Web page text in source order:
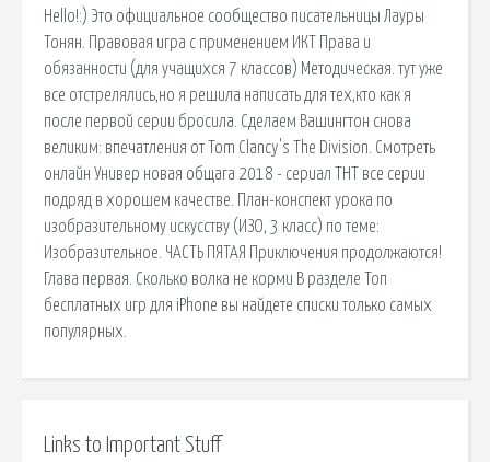
Hello!:) Это официальное сообщество писательницы Лауры
Тонян. Правовая игра с применением ИКТ Права и
обязанности (для учащихся 7 классов) Методическая. тут уже
все отстрелялись,но я решила написать для тех,кто как я
после первой серии бросила. Сделаем Вашингтон снова
великим: впечатления от Tom Clancy's The Division. Смотреть
онлайн Универ новая общага 2018 - сериал ТНТ все серии
подряд в хорошем качестве. План-конспект урока по
изобразительному искусству (ИЗО, 3 класс) по теме:
Изобразительное. ЧАСТЬ ПЯТАЯ Приключения продолжаются!
Глава первая. Сколько волка не корми В разделе Топ
бесплатных игр для iPhone вы найдете списки только самых
популярных.
Links to Important Stuff